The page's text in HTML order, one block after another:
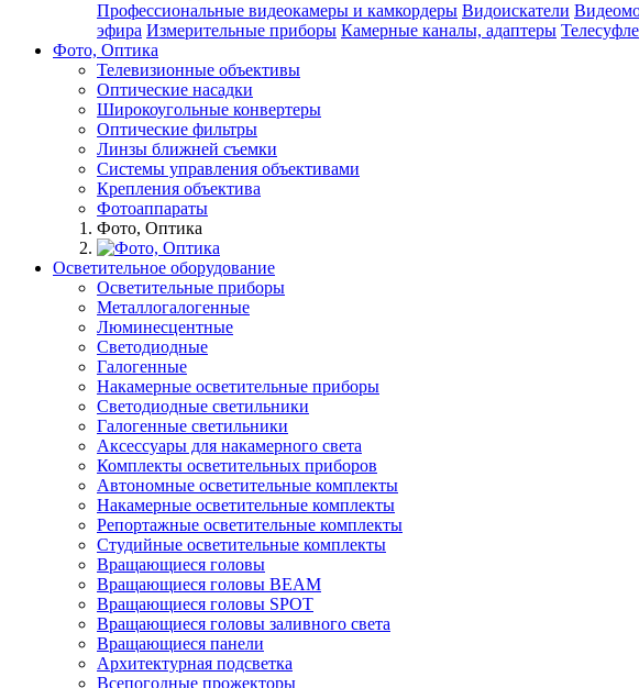
Профессиональные видеокамеры и камкордеры Видоискатели
эфира Измерительные приборы Камерные каналы, адаптеры
Фото, Оптика
Телевизионные объективы
Оптические насадки
Широкоугольные конвертеры
Оптические фильтры
Линзы ближней съемки
Системы управления объективами
Крепления объектива
Фотоаппараты
Фото, Оптика
Осветительное оборудование
Осветительные приборы
Металлогалогенные
Люминесцентные
Светодиодные
Галогенные
Накамерные осветительные приборы
Светодиодные светильники
Галогенные светильники
Аксессуары для накамерного света
Комплекты осветительных приборов
Автономные осветительные комплекты
Накамерные осветительные комплекты
Репортажные осветительные комплекты
Студийные осветительные комплекты
Вращающиеся головы
Вращающиеся головы BEAM
Вращающиеся головы SPOT
Вращающиеся головы заливного света
Вращающиеся панели
Архитектурная подсветка
Всепогодные прожекторы